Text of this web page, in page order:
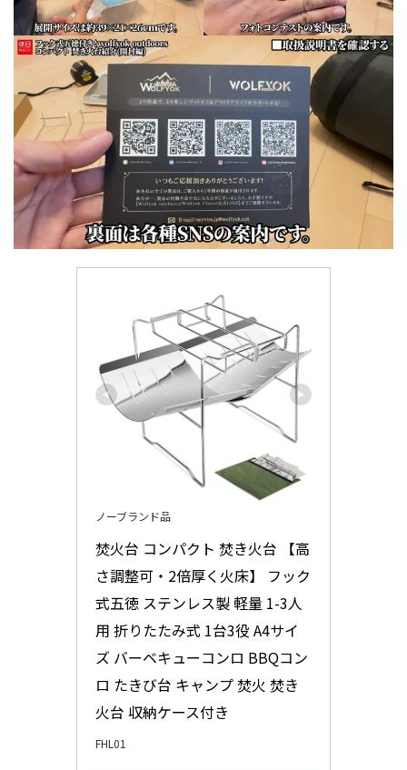
ノーブランド品
焚火台 コンパクト 焚き火台 【高
さ調整可・2倍厚く火床】 フック
式五徳 ステンレス製 軽量 1-3人
用 折りたたみ式 1台3役 A4サイ
ズ バーベキューコンロ BBQコン
ロ たきび台 キャンプ 焚火 焚き
火台 収納ケース付き
FHL01